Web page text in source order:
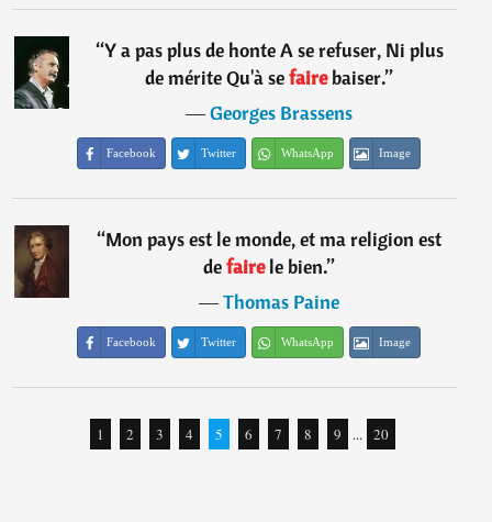
“Y a pas plus de honte A se refuser, Ni plus
de mérite Qu'à sefairebaiser.”
―Georges Brassens
Facebook Twitter WhatsApp Image
“Mon pays est le monde, et ma religion est
defairele bien.”
―Thomas Paine
Facebook Twitter WhatsApp Image
1 2 3 4 5 6 7 8 9 ... 20